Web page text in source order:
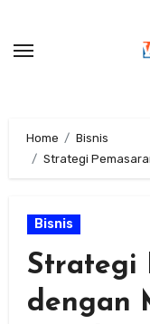
content
Home
Bisnis
Strategi
Bisnis
Strategi
dengan